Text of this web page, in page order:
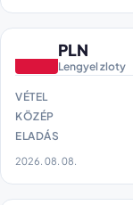
PLN
Lengyel zloty
VÉTEL
KÖZÉP
ELADÁS
2026. 08. 08.